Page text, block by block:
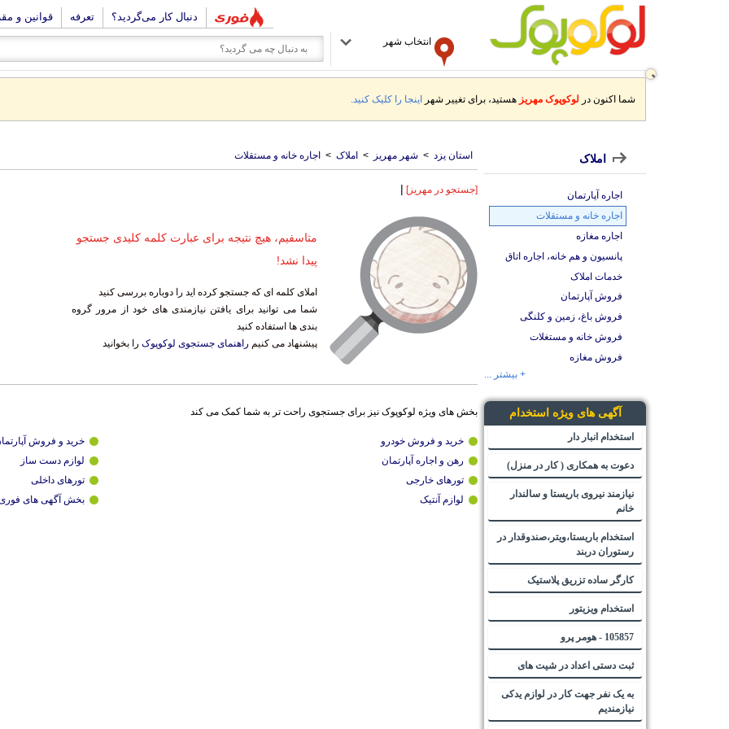
دنبال کار می‌گردید؟ تعرفه قوانین و
انتخاب شهر
شما اکنون در لوکوپوک مهریز هستید، برای تغییر شهر اینجا را کلیک کنید.
استان یزد > شهر مهریز > املاک > اجاره خانه و مستقلات
[جستجو در مهریز] |
متاسفیم، هیچ نتیجه برای عبارت کلمه کلیدی جستجو
پیدا نشد!
املای کلمه ای که جستجو کرده اید را دوباره بررسی کنید
شما می توانید برای یافتن نیازمندی های خود از مرور گروه
بندی ها استفاده کنید
پیشنهاد می کنیم راهنمای جستجوی لوکوپوک را بخوانید
بخش های ویژه لوکوپوک نیز برای جستجوی راحت تر به شما کمک می کند
خرید و فروش خودرو
خرید و فروش
رهن و اجاره آپارتمان
لوازم دست ساز
تورهای خارجی
تورهای داخلی
لوازم آنتیک
بخش آگهی های
املاک
اجاره آپارتمان
اجاره خانه و مستقلات
اجاره مغازه
پانسیون و هم خانه، اجاره اتاق
خدمات املاک
فروش آپارتمان
فروش باغ، زمین و کلنگی
فروش خانه و مستغلات
فروش مغازه
+ بیشتر ...
آگهی های ویژه استخدام
استخدام انبار دار
دعوت به همکاری ( کار در منزل)
نیازمند نیروی باریستا و سالندار
خانم
استخدام باریستا،ویتر،صندوقدار در
رستوران دربند
کارگر ساده تزریق پلاستیک
استخدام ویزیتور
105857 - هومر پرو
ثبت دستی اعداد در شیت های
به یک نفر جهت کار در لوازم یدکی
نیازمندیم